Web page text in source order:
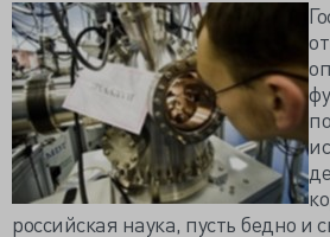
российская наука, пусть бедно и